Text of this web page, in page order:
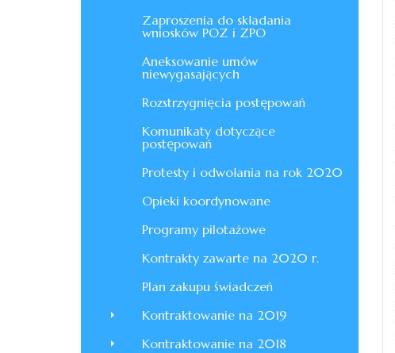
Zaproszenia do składania
wniosków POZ i ZPO
Aneksowanie umów
niewygasających
Rozstrzygnięcia postępowań
Komunikaty dotyczące
postępowań
Protesty i odwołania na rok 2020
Opieki koordynowane
Programy pilotażowe
Kontrakty zawarte na 2020 r.
Plan zakupu świadczeń
Kontraktowanie na 2019
Kontraktowanie na 2018